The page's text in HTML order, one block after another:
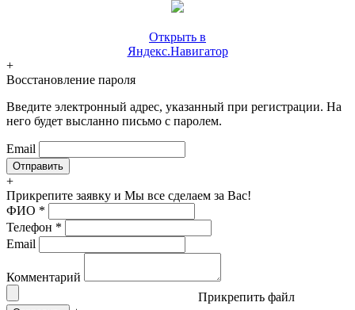
Открыть в
Яндекс.Навигатор
+
Восстановление пароля
Введите электронный адрес, указанный при регистрации. На
него будет высланно письмо с паролем.
Email
+
Прикрепите заявку и Мы все сделаем за Вас!
ФИО *
Телефон *
Email
Комментарий
Прикрепить файл